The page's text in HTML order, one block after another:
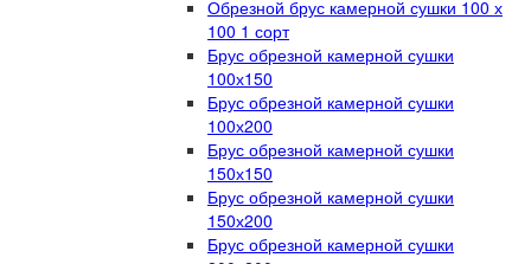
Обрезной брус камерной сушки 100 х
100 1 сорт
Брус обрезной камерной сушки
100х150
Брус обрезной камерной сушки
100х200
Брус обрезной камерной сушки
150х150
Брус обрезной камерной сушки
150х200
Брус обрезной камерной сушки